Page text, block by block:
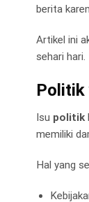
berita
Artikel ini
sehari hari.
Politik
Isu politik
memiliki
Hal yang